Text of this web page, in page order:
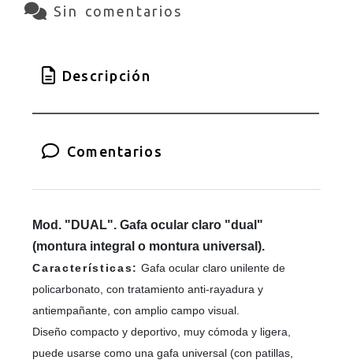
Sin comentarios
Descripción
Comentarios
Mod. "DUAL". Gafa ocular claro "dual"
(montura integral o montura universal).
Características: Gafa ocular claro unilente de
policarbonato, con tratamiento anti-rayadura y
antiempañante, con amplio campo visual.
Diseño compacto y deportivo, muy cómoda y ligera,
puede usarse como una gafa universal (con patillas,